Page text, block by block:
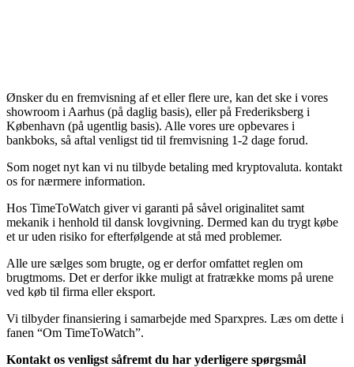
Ønsker du en fremvisning af et eller flere ure, kan det ske i vores
showroom i Aarhus (på daglig basis), eller på Frederiksberg i
København (på ugentlig basis). Alle vores ure opbevares i
bankboks, så aftal venligst tid til fremvisning 1-2 dage forud.
Som noget nyt kan vi nu tilbyde betaling med kryptovaluta. kontakt
os for nærmere information.
Hos TimeToWatch giver vi garanti på såvel originalitet samt
mekanik i henhold til dansk lovgivning. Dermed kan du trygt købe
et ur uden risiko for efterfølgende at stå med problemer.
Alle ure sælges som brugte, og er derfor omfattet reglen om
brugtmoms. Det er derfor ikke muligt at fratrække moms på urene
ved køb til firma eller eksport.
Vi tilbyder finansiering i samarbejde med Sparxpres. Læs om dette i
fanen “Om TimeToWatch”.
Kontakt os venligst såfremt du har yderligere spørgsmål